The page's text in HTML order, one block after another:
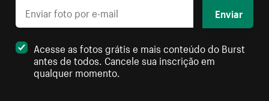
Enviar
Acesse as fotos grátis e mais conteúdo do Burst
antes de todos. Cancele sua inscrição em
qualquer momento.